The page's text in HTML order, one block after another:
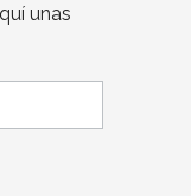
unas